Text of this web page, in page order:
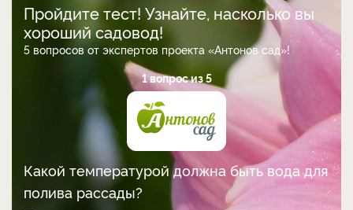
Пройдите тест! Узнайте, насколько вы
хороший садовод!
5 вопросов от экспертов проекта «Антонов сад»!
1 вопрос из 5
Какой температурой должна быть вода для
полива рассады?